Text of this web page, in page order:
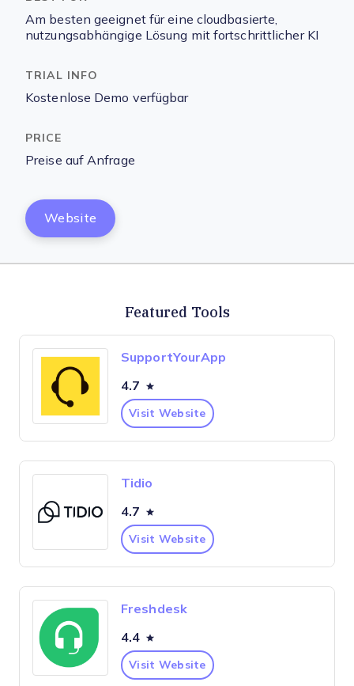
Am besten geeignet für eine cloudbasierte,
nutzungsabhängige Lösung mit fortschrittlicher KI
Kostenlose Demo verfügbar
Preise auf Anfrage
Website
Featured Tools
SupportYourApp
4.7
Visit Website
Tidio
4.7
Visit Website
Freshdesk
4.4
Visit Website